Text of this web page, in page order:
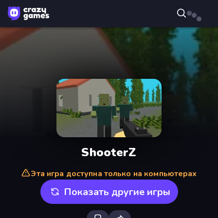
ShooterZ
Эта игра доступна только на компьютерах
Показать другие игры